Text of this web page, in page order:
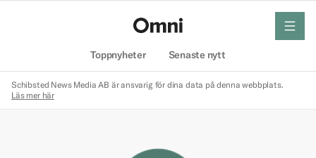
Toppnyheter Senaste nytt
meny
Schibsted News Media AB är ansvarig för dina data på denna webbplats.
Läs mer här